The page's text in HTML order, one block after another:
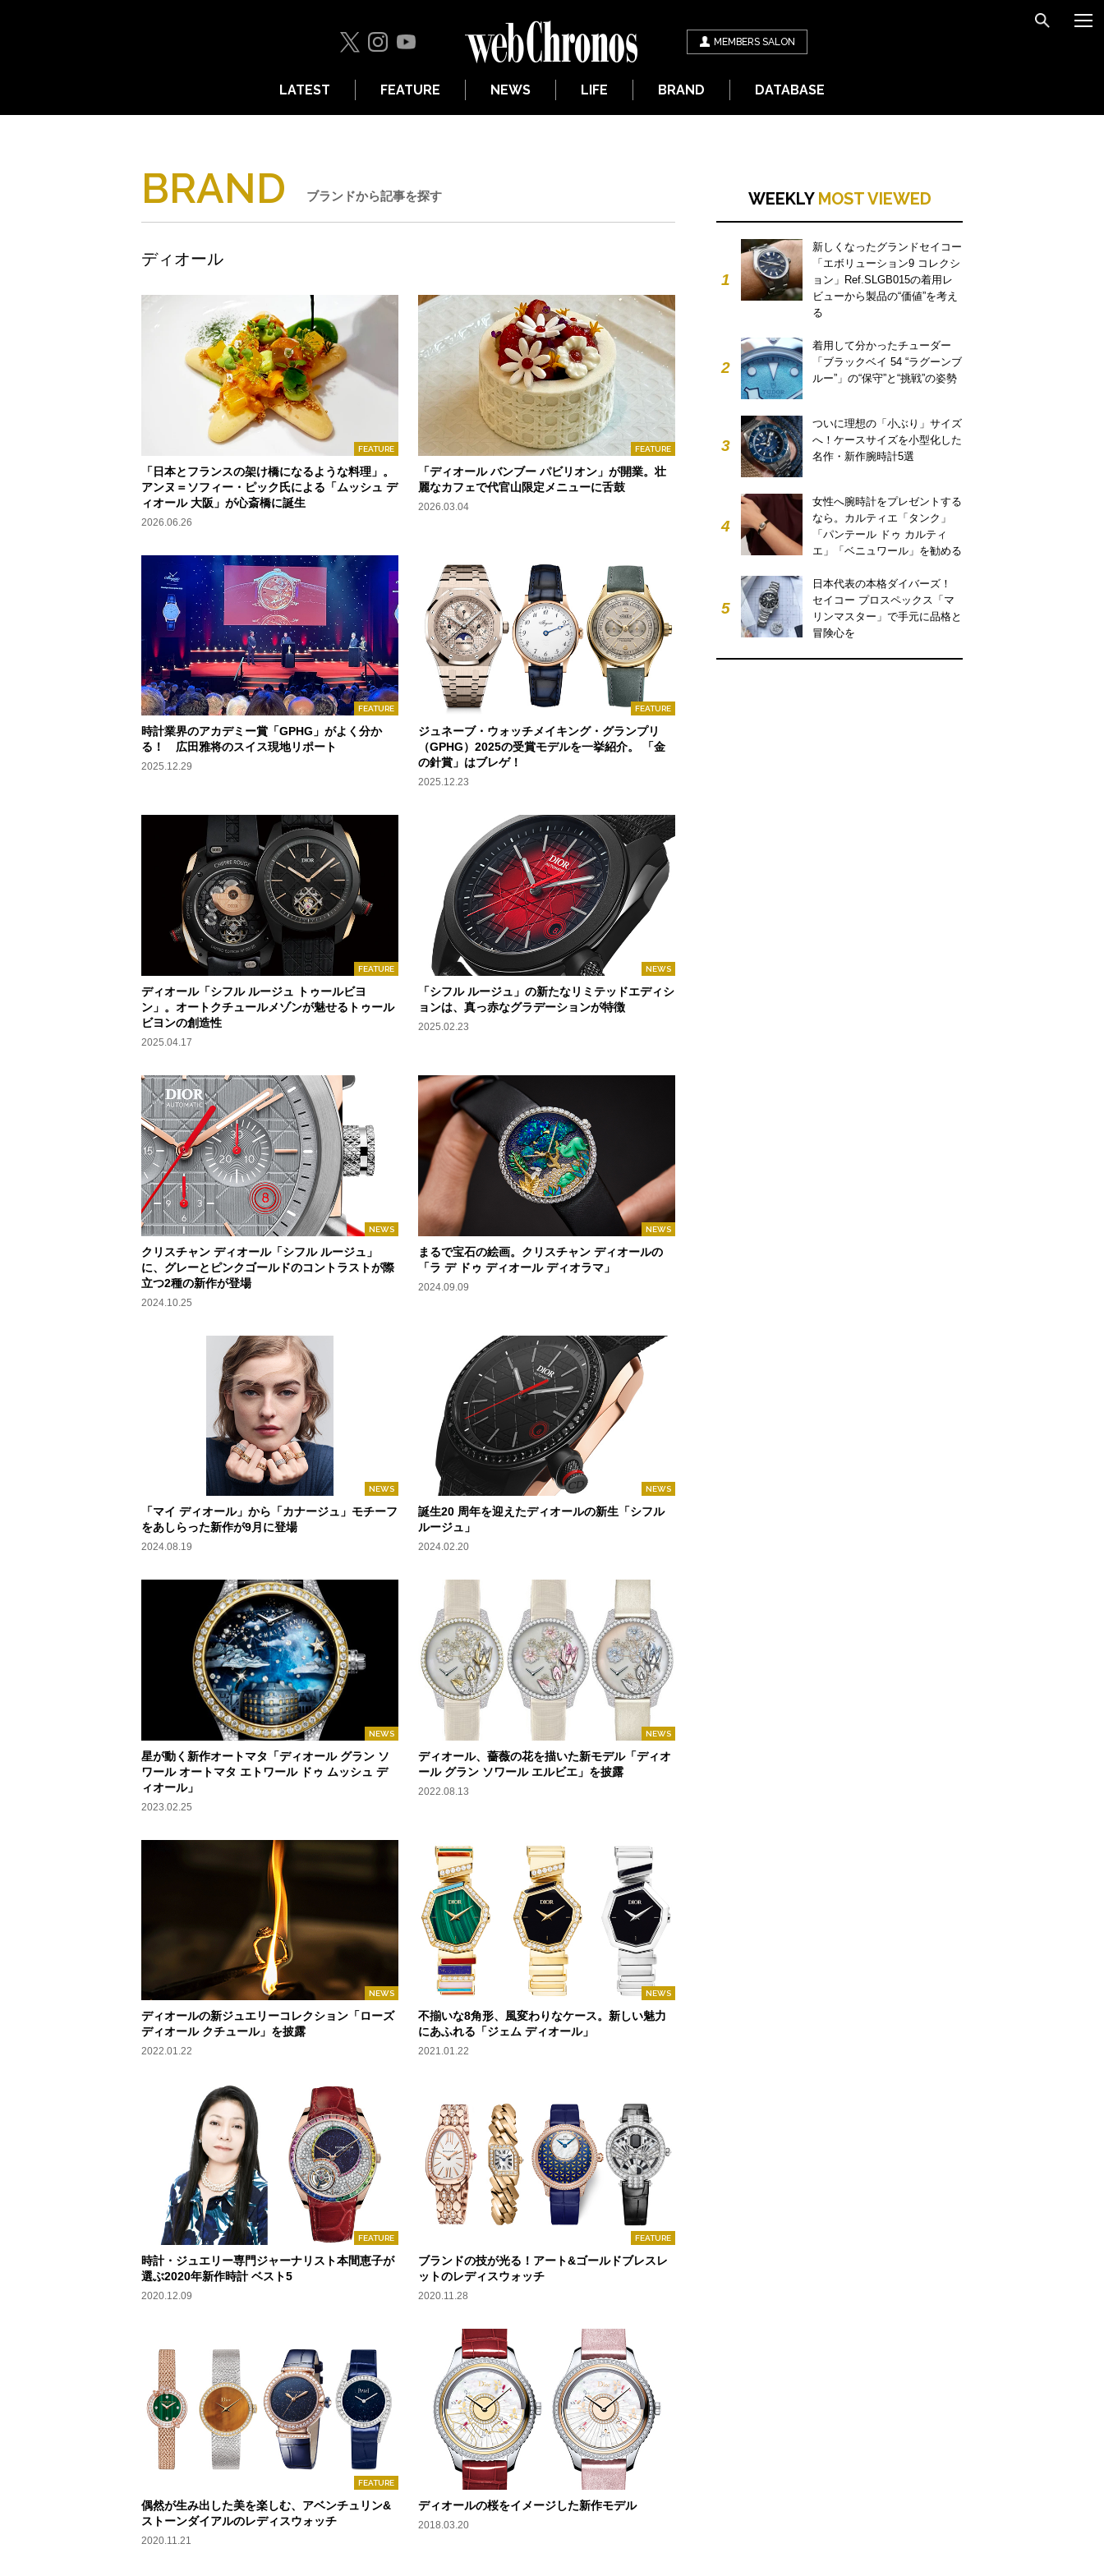
MEMBERS SALON
LATEST FEATURE NEWS LIFE BRAND DATABASE
BRAND ブランドから記事を探す
ディオール
FEATURE
「日本とフランスの架け橋になるような料理」。
アンヌ＝ソフィー・ピック氏による「ムッシュ デ
ィオール 大阪」が心斎橋に誕生
2026.06.26
FEATURE
「ディオール バンブー パビリオン」が開業。壮
麗なカフェで代官山限定メニューに舌鼓
2026.03.04
FEATURE
時計業界のアカデミー賞「GPHG」がよく分か
る！ 広田雅将のスイス現地リポート
2025.12.29
FEATURE
ジュネーブ・ウォッチメイキング・グランプリ
（GPHG）2025の受賞モデルを一挙紹介。 「金
の針賞」はブレゲ！
2025.12.23
FEATURE
ディオール「シフル ルージュ トゥールビヨ
ン」。オートクチュールメゾンが魅せるトゥール
ビヨンの創造性
2025.04.17
NEWS
「シフル ルージュ」の新たなリミテッドエディシ
ョンは、真っ赤なグラデーションが特徴
2025.02.23
NEWS
クリスチャン ディオール「シフル ルージュ」
に、グレーとピンクゴールドのコントラストが際
立つ2種の新作が登場
2024.10.25
NEWS
まるで宝石の絵画。クリスチャン ディオールの
「ラ デ ドゥ ディオール ディオラマ」
2024.09.09
NEWS
「マイ ディオール」から「カナージュ」モチーフ
をあしらった新作が9月に登場
2024.08.19
NEWS
誕生20 周年を迎えたディオールの新生「シフル
ルージュ」
2024.02.20
NEWS
星が動く新作オートマタ「ディオール グラン ソ
ワール オートマタ エトワール ドゥ ムッシュ デ
ィオール」
2023.02.25
NEWS
ディオール、薔薇の花を描いた新モデル「ディオ
ール グラン ソワール エルビエ」を披露
2022.08.13
NEWS
ディオールの新ジュエリーコレクション「ローズ
ディオール クチュール」を披露
2022.01.22
NEWS
不揃いな8角形、風変わりなケース。新しい魅力
にあふれる「ジェム ディオール」
2021.01.22
FEATURE
時計・ジュエリー専門ジャーナリスト本間恵子が
選ぶ2020年新作時計 ベスト5
2020.12.09
FEATURE
ブランドの技が光る！アート&ゴールドブレスレ
ットのレディスウォッチ
2020.11.28
FEATURE
偶然が生み出した美を楽しむ、アベンチュリン&
ストーンダイアルのレディスウォッチ
2020.11.21
ディオールの桜をイメージした新作モデル
2018.03.20
WEEKLY MOST VIEWED
1
新しくなったグランドセイコー
「エボリューション9 コレクシ
ョン」Ref.SLGB015の着用レ
ビューから製品の“価値”を考え
る
2
着用して分かったチューダー
「ブラックベイ 54 “ラグーンブ
ルー”」の“保守”と“挑戦”の姿勢
3
ついに理想の「小ぶり」サイズ
へ！ケースサイズを小型化した
名作・新作腕時計5選
4
女性へ腕時計をプレゼントする
なら。カルティエ「タンク」
「パンテール ドゥ カルティ
エ」「ベニュワール」を勧める
5
日本代表の本格ダイバーズ！
セイコー プロスペックス「マ
リンマスター」で手元に品格と
冒険心を